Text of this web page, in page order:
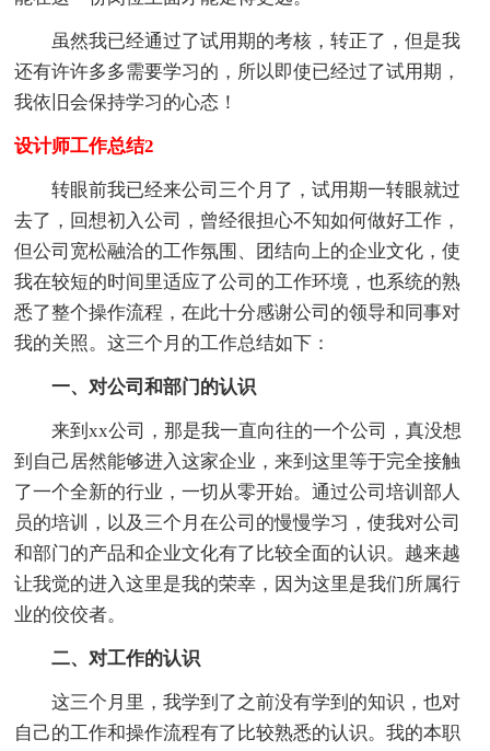
虽然我已经通过了试用期的考核，转正了，但是我
还有许许多多需要学习的，所以即使已经过了试用期，
我依旧会保持学习的心态！
设计师工作总结2
转眼前我已经来公司三个月了，试用期一转眼就过
去了，回想初入公司，曾经很担心不知如何做好工作，
但公司宽松融洽的工作氛围、团结向上的企业文化，使
我在较短的时间里适应了公司的工作环境，也系统的熟
悉了整个操作流程，在此十分感谢公司的领导和同事对
我的关照。这三个月的工作总结如下：
一、对公司和部门的认识
来到xx公司，那是我一直向往的一个公司，真没想
到自己居然能够进入这家企业，来到这里等于完全接触
了一个全新的行业，一切从零开始。通过公司培训部人
员的培训，以及三个月在公司的慢慢学习，使我对公司
和部门的产品和企业文化有了比较全面的认识。越来越
让我觉的进入这里是我的荣幸，因为这里是我们所属行
业的佼佼者。
二、对工作的认识
这三个月里，我学到了之前没有学到的知识，也对
自己的工作和操作流程有了比较熟悉的认识。我的本职